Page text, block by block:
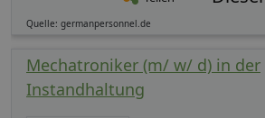
Quelle: germanpersonnel.de
Mechatroniker (m/ w/ d) in der
Instandhaltung